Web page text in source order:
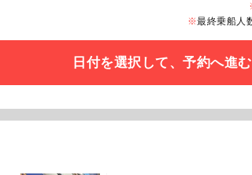
最終乗船人
日付を選択して、予約へ進む